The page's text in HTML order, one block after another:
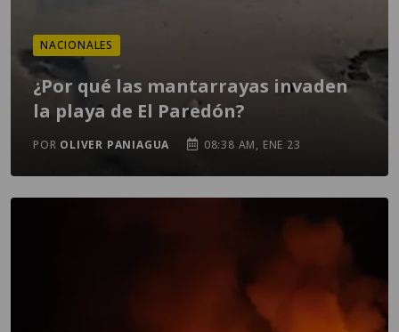
NACIONALES
¿Por qué las mantarrayas invaden
la playa de El Paredón?
POR OLIVER PANIAGUA 08:38 AM, ENE 23